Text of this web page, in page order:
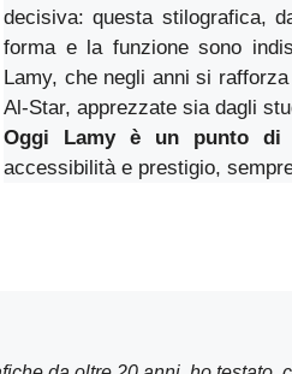
decisiva: questa stilografica,
forma e la funzione sono
Lamy, che negli anni si
Al-Star, apprezzate sia dagli
Oggi Lamy è un punto di
accessibilità e prestigio,